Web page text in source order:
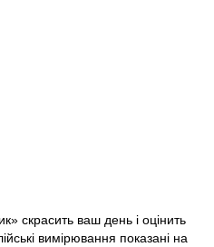
скрасить ваш день і оцінить
вимірювання показані на